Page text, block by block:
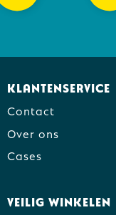
Klantenservice
Contact
Over ons
Cases
Veilig winkelen